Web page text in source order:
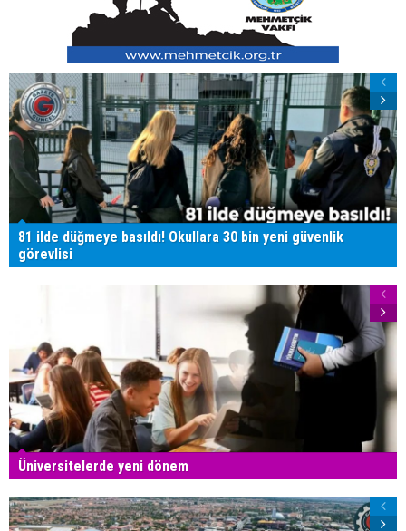
81 ilde düğmeye basıldı! Okullara 30 bin yeni güvenlik
görevlisi
Üniversitelerde yeni dönem